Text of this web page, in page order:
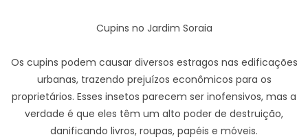
Cupins no Jardim Soraia
Os cupins podem causar diversos estragos nas edificações
urbanas, trazendo prejuízos econômicos para os
proprietários. Esses insetos parecem ser inofensivos, mas a
verdade é que eles têm um alto poder de destruição,
danificando livros, roupas, papéis e móveis.